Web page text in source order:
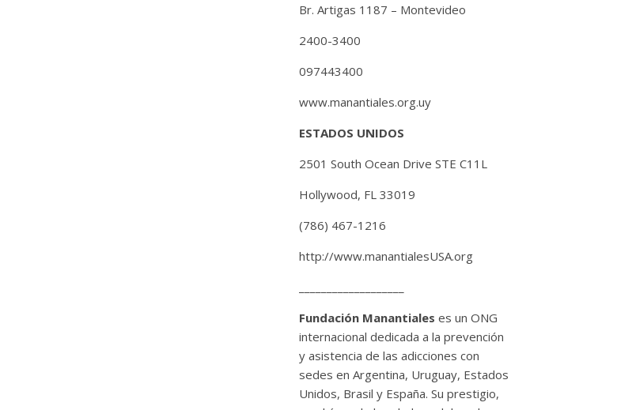
Br. Artigas 1187 – Montevideo
2400-3400
097443400
www.manantiales.org.uy
ESTADOS UNIDOS
2501 South Ocean Drive STE C11L
Hollywood, FL 33019
(786) 467-1216
http://www.manantialesUSA.org
Fundación Manantiales es un ONG
internacional dedicada a la prevención
y asistencia de las adicciones con
sedes en Argentina, Uruguay, Estados
Unidos, Brasil y España. Su prestigio,